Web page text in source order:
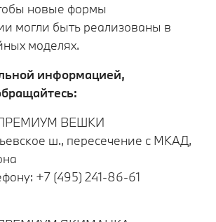
новые формы
могли быть реализованы в
моделях.
информацией,
ВЕШКИ
ш., пересечение с МКАД,
+7 (495) 241-86-61